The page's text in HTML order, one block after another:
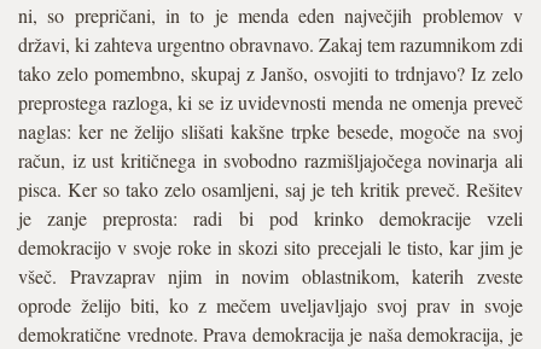
ni, so prepričani, in to je menda eden največjih problemov v
državi, ki zahteva urgentno obravnavo. Zakaj tem razumnikom zdi
tako zelo pomembno, skupaj z Janšo, osvojiti to trdnjavo? Iz zelo
preprostega razloga, ki se iz uvidevnosti menda ne omenja preveč
naglas: ker ne želijo slišati kakšne trpke besede, mogoče na svoj
račun, iz ust kritičnega in svobodno razmišljajočega novinarja ali
pisca. Ker so tako zelo osamljeni, saj je teh kritik preveč. Rešitev
je zanje preprosta: radi bi pod krinko demokracije vzeli
demokracijo v svoje roke in skozi sito precejali le tisto, kar jim je
všeč. Pravzaprav njim in novim oblastnikom, katerih zveste
oprode želijo biti, ko z mečem uveljavljajo svoj prav in svoje
demokratične vrednote. Prava demokracija je naša demokracija, je